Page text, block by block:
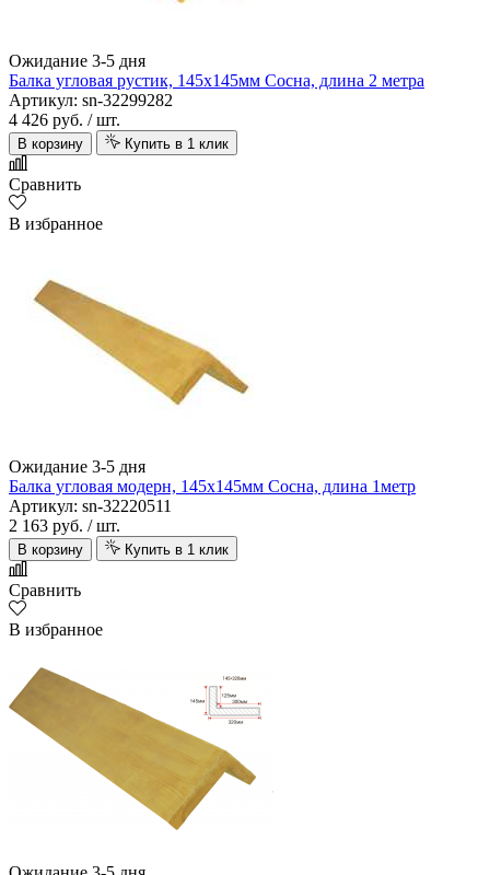
Ожидание 3-5 дня
Балка угловая рустик, 145х145мм Сосна, длина 2 метра
Артикул: sn-32299282
4 426 руб. / шт.
В корзину Купить в 1 клик
Сравнить
В избранное
Ожидание 3-5 дня
Балка угловая модерн, 145х145мм Сосна, длина 1метр
Артикул: sn-32220511
2 163 руб. / шт.
В корзину Купить в 1 клик
Сравнить
В избранное